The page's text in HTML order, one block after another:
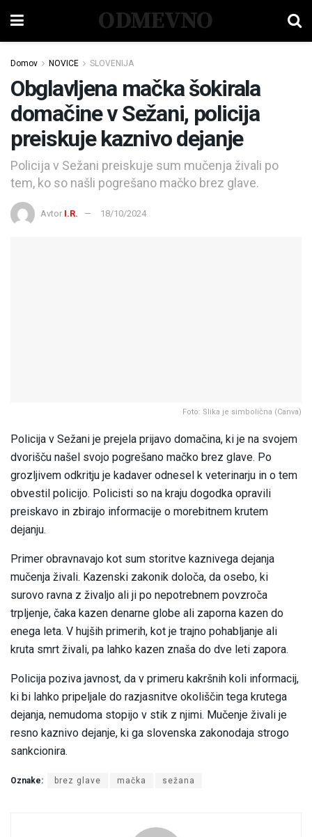
ODMEVNO
Domov NOVICE SLOVENIJA
Obglavljena mačka šokirala
domačine v Sežani, policija
preiskuje kaznivo dejanje
Policija v Sežani preiskuje sum mučenja živali po
tem, ko so našli pogrešano mačko brez glave.
Avtor I.R. 18/10/2024
Foto: Slika je simbolična (Canva)
Policija v Sežani je prejela prijavo domačina, ki je na svojem
dvorišču našel svojo pogrešano mačko brez glave. Po
grozljivem odkritju je kadaver odnesel k veterinarju in o tem
obvestil policijo. Policisti so na kraju dogodka opravili
preiskavo in zbirajo informacije o morebitnem krutem
dejanju.
Primer obravnavajo kot sum storitve kaznivega dejanja
mučenja živali. Kazenski zakonik določa, da osebo, ki
surovo ravna z živaljo ali ji po nepotrebnem povzroča
trpljenje, čaka kazen denarne globe ali zaporna kazen do
enega leta. V hujših primerih, kot je trajno pohabljanje ali
kruta smrt živali, pa lahko kazen znaša do dve leti zapora.
Policija poziva javnost, da v primeru kakršnih koli informacij,
ki bi lahko pripeljale do razjasnitve okoliščin tega krutega
dejanja, nemudoma stopijo v stik z njimi. Mučenje živali je
resno kaznivo dejanje, ki ga slovenska zakonodaja strogo
sankcionira.
Oznake: brez glave mačka sežana